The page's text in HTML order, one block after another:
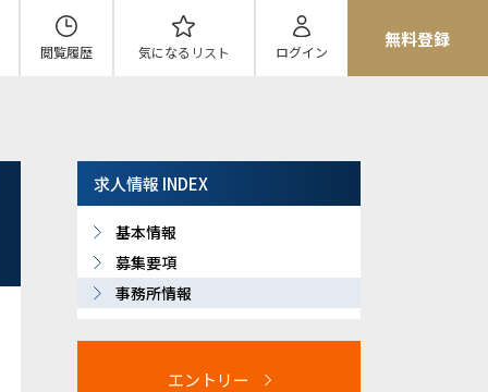
閲覧履歴 気になる リスト ログイン
無料登録
求人情報 INDEX
基本情報
募集要項
事務所情報
エントリー